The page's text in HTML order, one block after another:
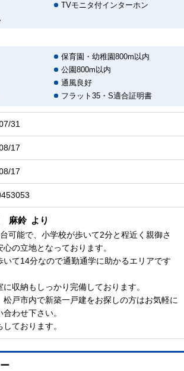
TVモニタ付インターホン
保育園・幼稚園800m以内
公園800m以内
通風良好
フラット35・S適合証明書
31
17
17
麻鈴 より
可能で、小学校が歩いて2分と程近く親御さ
心の立地となっております。
いて14分なので通勤通学に助かるエリアです
に収納もしっかり完備しております。
松戸市内で新築一戸建をお探しの方はお気軽に
合わせ下さい。
しております。